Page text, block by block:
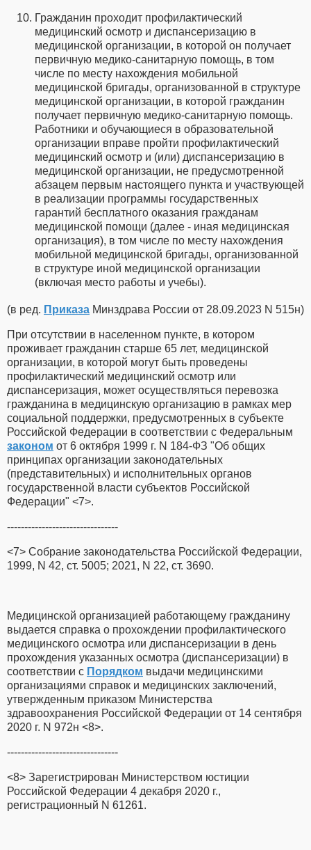
Гражданин проходит профилактический
медицинский осмотр и диспансеризацию в
медицинской организации, в которой он получает
первичную медико-санитарную помощь, в том
числе по месту нахождения мобильной
медицинской бригады, организованной в структуре
медицинской организации, в которой гражданин
получает первичную медико-санитарную помощь.
Работники и обучающиеся в образовательной
организации вправе пройти профилактический
медицинский осмотр и (или) диспансеризацию в
медицинской организации, не предусмотренной
абзацем первым настоящего пункта и участвующей
в реализации программы государственных
гарантий бесплатного оказания гражданам
медицинской помощи (далее - иная медицинская
организация), в том числе по месту нахождения
мобильной медицинской бригады, организованной
в структуре иной медицинской организации
(включая место работы и учебы).
(в ред. Приказа Минздрава России от 28.09.2023 N 515н)
При отсутствии в населенном пункте, в котором
проживает гражданин старше 65 лет, медицинской
организации, в которой могут быть проведены
профилактический медицинский осмотр или
диспансеризация, может осуществляться перевозка
гражданина в медицинскую организацию в рамках мер
социальной поддержки, предусмотренных в субъекте
Российской Федерации в соответствии с Федеральным
законом от 6 октября 1999 г. N 184-ФЗ "Об общих
принципах организации законодательных
(представительных) и исполнительных органов
государственной власти субъектов Российской
Федерации" <7>.
--------------------------------
<7> Собрание законодательства Российской Федерации,
1999, N 42, ст. 5005; 2021, N 22, ст. 3690.
Медицинской организацией работающему гражданину
выдается справка о прохождении профилактического
медицинского осмотра или диспансеризации в день
прохождения указанных осмотра (диспансеризации) в
соответствии с Порядком выдачи медицинскими
организациями справок и медицинских заключений,
утвержденным приказом Министерства
здравоохранения Российской Федерации от 14 сентября
2020 г. N 972н <8>.
--------------------------------
<8> Зарегистрирован Министерством юстиции
Российской Федерации 4 декабря 2020 г.,
регистрационный N 61261.